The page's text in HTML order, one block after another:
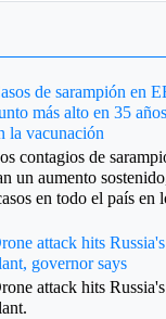
de sarampión en
más alto en 35
la vacunación
contagios de
un aumento
en todo el país en
attack hits
governor says
attack hits